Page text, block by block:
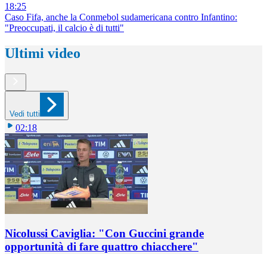
18:25
Caso Fifa, anche la Conmebol sudamericana contro Infantino:
"Preoccupati, il calcio è di tutti"
Ultimi video
Vedi tutti
02:18
Nicolussi Caviglia: "Con Guccini grande
opportunità di fare quattro chiacchere"